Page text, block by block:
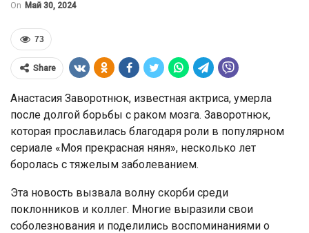
On Май 30, 2024
73
Share
Анастасия Заворотнюк, известная актриса, умерла
после долгой борьбы с раком мозга. Заворотнюк,
которая прославилась благодаря роли в популярном
сериале «Моя прекрасная няня», несколько лет
боролась с тяжелым заболеванием.
Эта новость вызвала волну скорби среди
поклонников и коллег. Многие выразили свои
соболезнования и поделились воспоминаниями о